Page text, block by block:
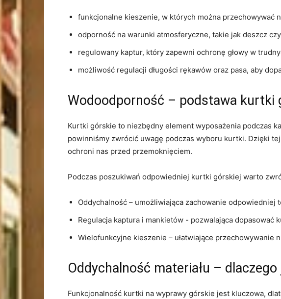
funkcjonalne⁣ kieszenie, w których można przechowywać
odporność na warunki⁢ atmosferyczne, takie jak deszcz
regulowany kaptur, który zapewni ochronę głowy w
możliwość regulacji‌ długości rękawów oraz‍ pasa, aby
Wodoodporność – podstawa kurtki
Kurtki górskie to niezbędny element wyposażenia podczas
powinniśmy zwrócić uwagę⁢ podczas wyboru‌ kurtki. Dzięki
ochroni nas ⁤przed przemoknięciem.
Podczas poszukiwań odpowiedniej kurtki górskiej warto
Oddychalność – umożliwiająca ⁣zachowanie odpowiedniej
Regulacja kaptura i mankietów -‌ pozwalająca dopasować
Wielofunkcyjne kieszenie – ułatwiające przechowywanie
Oddychalność materiału –
Funkcjonalność kurtki na ⁤wyprawy górskie jest kluczowa,